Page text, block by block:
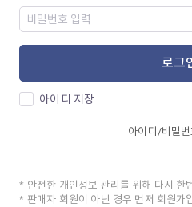
로그
아이디 저장
아이디/비밀번
안전한 개인정보 관리를 위해 다시 한
판매자 회원이 아닌 경우 먼저 회원가